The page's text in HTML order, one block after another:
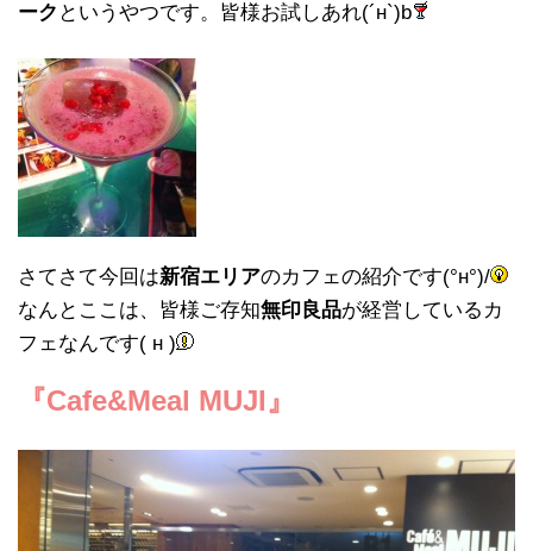
ーク というやつです。皆様お試しあれ(´н`)b
さてさて今回は新宿エリアのカフェの紹介です(°н°)/
なんとここは、皆様ご存知無印良品が経営しているカ
フェなんです( н )
『Cafe&Meal MUJI』